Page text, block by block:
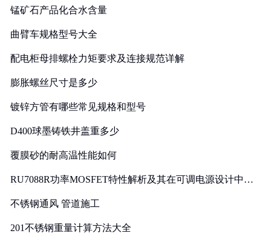
锰矿石产品化合水含量
曲臂车规格型号大全
配电柜母排螺栓力矩要求及连接规范详解
膨胀螺丝尺寸是多少
镀锌方管有哪些常见规格和型号
D400球墨铸铁井盖重多少
覆膜砂的耐高温性能如何
RU7088R功率MOSFET特性解析及其在可调电源设计中的
不锈钢通风 管道施工
201不锈钢重量计算方法大全